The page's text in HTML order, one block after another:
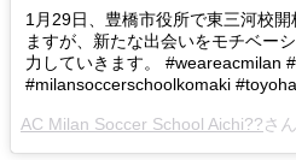
1月29日、豊橋市役所で東三河校
ますが、新たな出会いをモチベー
力していきます。 #weareacmilan
#milansoccerschoolkomaki
AC Milan Soccer School Aichi??さ